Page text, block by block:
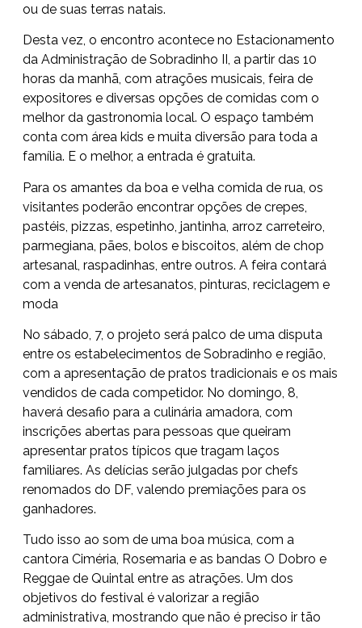
ou de suas terras natais.
Desta vez, o encontro acontece no Estacionamento
da Administração de Sobradinho II, a partir das 10
horas da manhã, com atrações musicais, feira de
expositores e diversas opções de comidas com o
melhor da gastronomia local. O espaço também
conta com área kids e muita diversão para toda a
família. E o melhor, a entrada é gratuita.
Para os amantes da boa e velha comida de rua, os
visitantes poderão encontrar opções de crepes,
pastéis, pizzas, espetinho, jantinha, arroz carreteiro,
parmegiana, pães, bolos e biscoitos, além de chop
artesanal, raspadinhas, entre outros. A feira contará
com a venda de artesanatos, pinturas, reciclagem e
moda
No sábado, 7, o projeto será palco de uma disputa
entre os estabelecimentos de Sobradinho e região,
com a apresentação de pratos tradicionais e os mais
vendidos de cada competidor. No domingo, 8,
haverá desafio para a culinária amadora, com
inscrições abertas para pessoas que queiram
apresentar pratos típicos que tragam laços
familiares. As delícias serão julgadas por chefs
renomados do DF, valendo premiações para os
ganhadores.
Tudo isso ao som de uma boa música, com a
cantora Ciméria, Rosemaria e as bandas O Dobro e
Reggae de Quintal entre as atrações. Um dos
objetivos do festival é valorizar a região
administrativa, mostrando que não é preciso ir tão